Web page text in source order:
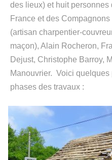
des lieux) et huit
France et des
(artisan charpentier-
maçon), Alain Rocheron,
Dejust, Christophe Barroy,
Manouvrier. Voici quelques
phases des travaux :